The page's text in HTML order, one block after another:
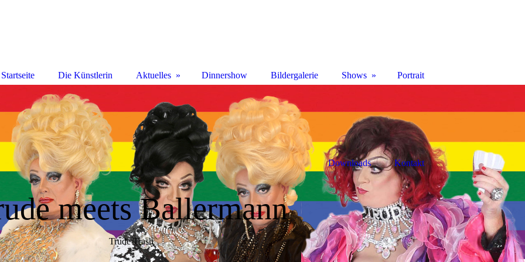
meets Ballermann
Trude Trash
Startseite Die Künstlerin Aktuelles Dinnershow Bildergalerie Shows Portrait
Downloads Kontakt